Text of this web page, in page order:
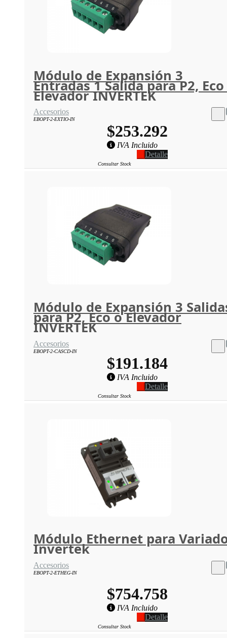
Módulo de Expansión 3
Entradas 1 Salida para P2,
Elevador INVERTEK
Accesorios
EBOPT-2-EXTIO-IN
$253.292
IVA Incluido
Detalle
Consultar Stock
Módulo de Expansión 3
para P2, Eco o Elevador
INVERTEK
Accesorios
EBOPT-2-CASCD-IN
$191.184
IVA Incluido
Detalle
Consultar Stock
Módulo Ethernet para
Invertek
Accesorios
EBOPT-2-ETHEG-IN
$754.758
IVA Incluido
Detalle
Consultar Stock